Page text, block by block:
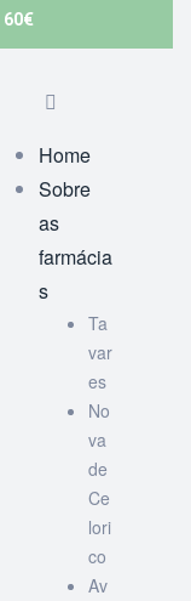
60€
Home
Sobre
as
farmácia
s
Ta
var
es
No
va
de
Ce
lori
co
Av